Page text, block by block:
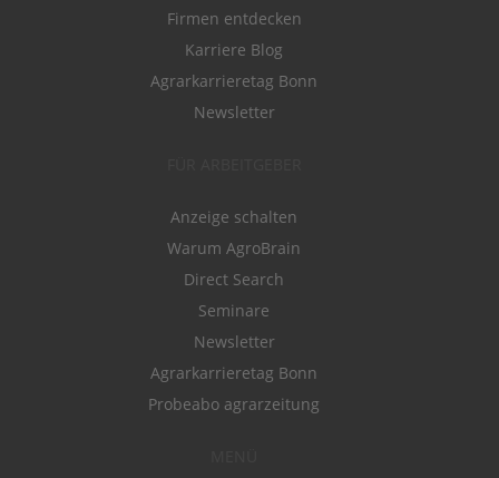
Firmen entdecken
Karriere Blog
Agrarkarrieretag Bonn
Newsletter
Anzeige schalten
Warum AgroBrain
Direct Search
Seminare
Newsletter
Agrarkarrieretag Bonn
Probeabo agrarzeitung